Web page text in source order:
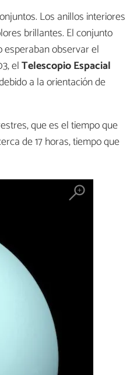
Los anillos interiores
brillantes. El conjunto
esperaban observar el
elTelescopio Espacial
a la orientación de
que es el tiempo que
de 17 horas, tiempo que